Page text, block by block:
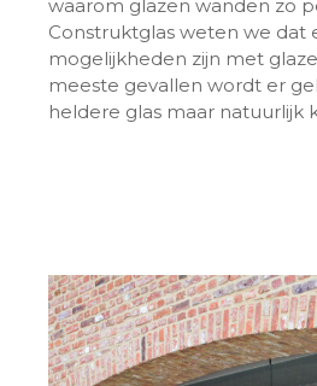
waarom glazen wanden zo
Construktglas weten we dat
mogelijkheden zijn met
meeste gevallen wordt er
heldere glas maar natuurlijk